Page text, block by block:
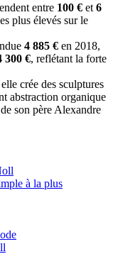
entre 100 € et 6
plus élevés sur le
4 885 € en 2018,
300 €, reflétant la forte
elle crée des sculptures
abstraction organique
son père Alexandre
à la plus